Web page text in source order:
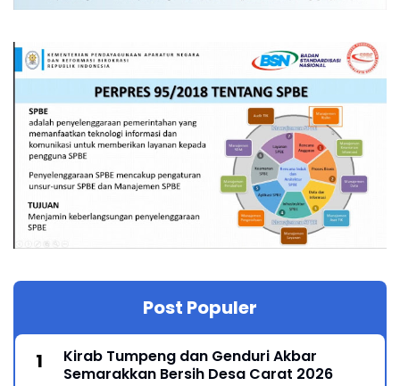
Post Populer
Kirab Tumpeng dan Genduri Akbar
Semarakkan Bersih Desa Carat 2026